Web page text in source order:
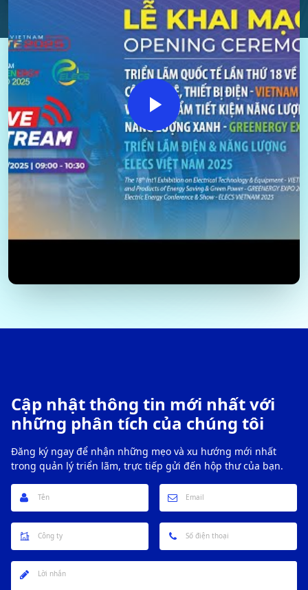
Cập nhật thông tin mới nhất với
những phân tích của chúng tôi
Đăng ký ngay để nhận những mẹo và xu hướng mới nhất
trong quản lý triển lãm, trực tiếp gửi đến hộp thư của bạn.